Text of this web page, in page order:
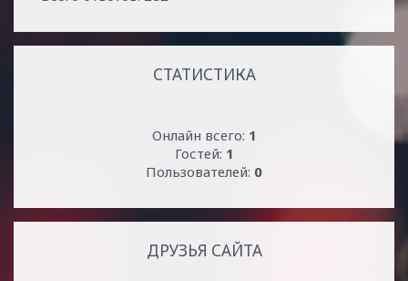
СТАТИСТИКА
Онлайн всего: 1
Гостей: 1
Пользователей: 0
ДРУЗЬЯ САЙТА